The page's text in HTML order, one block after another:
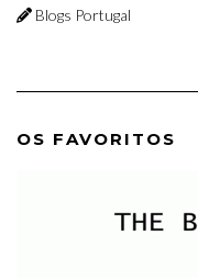
Blogs Portugal
OS FAVORITOS